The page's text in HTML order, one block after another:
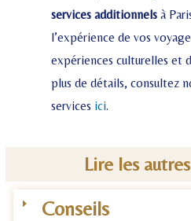
services additionnels à
l’expérience de vos
expériences culturelles et
plus de détails, consultez
services ici.
Lire les
Conseils